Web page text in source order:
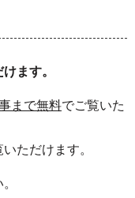
ます。
まで無料でご覧いた
ただけます。